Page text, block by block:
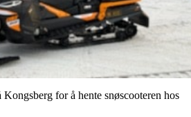
for å hente snøscooteren hos